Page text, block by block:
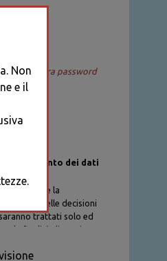
Recupera password
trattamento dei dati
chi richiede la
delle decisioni
trattati solo ed
la finalità di gestione
dal Codice di
Non
e il